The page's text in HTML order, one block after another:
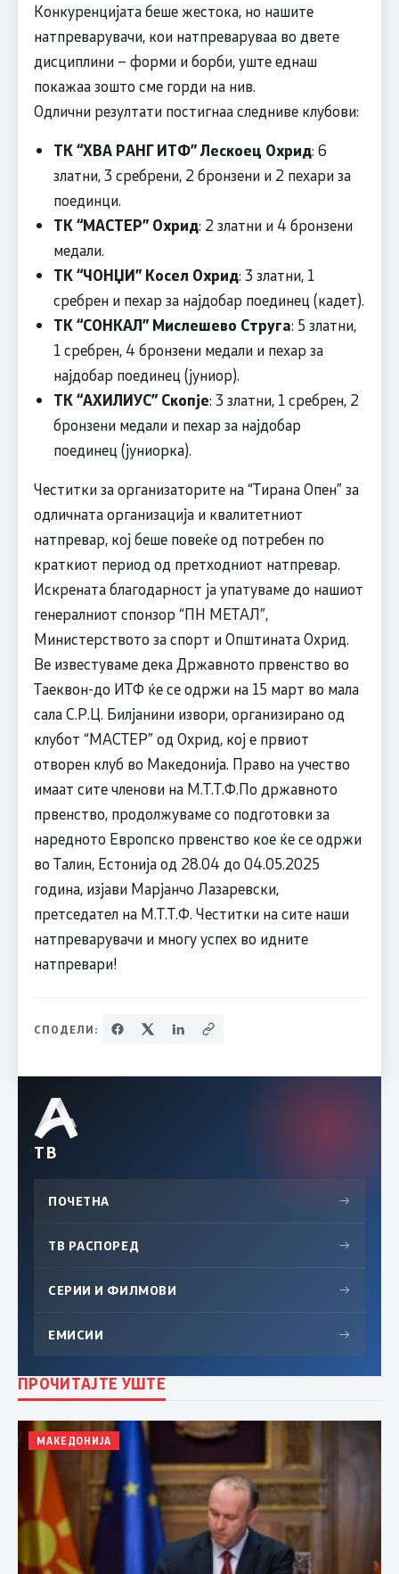
Конкуренцијата беше жестока, но нашите
натпреварувачи, кои натпреваруваа во двете
дисциплини – форми и борби, уште еднаш
покажаа зошто сме горди на нив.
Одлични резултати постигнаа следниве клубови:
ТК “ХВА РАНГ ИТФ” Лескоец Охрид: 6
златни, 3 сребрени, 2 бронзени и 2 пехари за
поединци.
ТК “МАСТЕР” Охрид: 2 златни и 4 бронзени
медали.
ТК “ЧОНЏИ” Косел Охрид: 3 златни, 1
сребрен и пехар за најдобар поединец (кадет).
ТК “СОНКАЛ” Мислешево Струга: 5 златни,
1 сребрен, 4 бронзени медали и пехар за
најдобар поединец (јуниор).
ТК “АХИЛИУС” Скопје: 3 златни, 1 сребрен, 2
бронзени медали и пехар за најдобар
поединец (јуниорка).
Честитки за организаторите на “Тирана Опен” за
одличната организација и квалитетниот
натпревар, кој беше повеќе од потребен по
краткиот период од претходниот натпревар.
Искрената благодарност ја упатуваме до нашиот
генералниот спонзор “ПН МЕТАЛ”,
Министерството за спорт и Општината Охрид.
Ве известуваме дека Државното првенство во
Таеквон-до ИТФ ќе се одржи на 15 март во мала
сала С.Р.Ц. Билјанини извори, организирано од
клубот “МАСТЕР” од Охрид, кој е првиот
отворен клуб во Македонија. Право на учество
имаат сите членови на М.Т.Т.Ф.По државното
првенство, продолжуваме со подготовки за
наредното Европско првенство кое ќе се одржи
во Талин, Естонија од 28.04 до 04.05.2025
година, изјави Марјанчо Лазаревски,
претседател на М.Т.Т.Ф. Честитки на сите наши
натпреварувачи и многу успех во идните
натпревари!
СПОДЕЛИ:
ТВ
ПОЧЕТНА →
ТВ РАСПОРЕД →
СЕРИИ И ФИЛМОВИ →
ЕМИСИИ →
ПРОЧИТАЈТЕ УШТЕ
МАКЕДОНИЈА